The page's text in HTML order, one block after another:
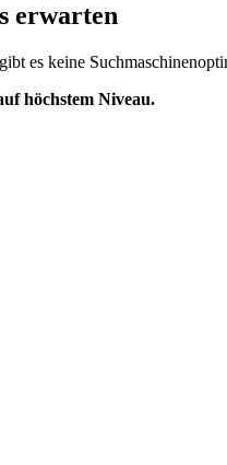
erwarten
es keine
höchstem Niveau.